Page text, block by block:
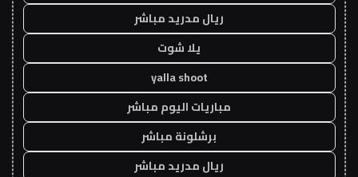
ريال مدريد مباشر
يلا شوت
yalla shoot
مباريات اليوم مباشر
برشلونة مباشر
ريال مدريد مباشر